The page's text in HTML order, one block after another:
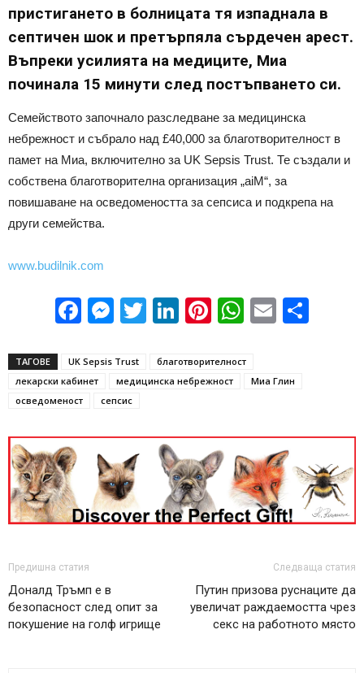
пристигането в болницата тя изпаднала в
септичен шок и претърпяла сърдечен арест.
Въпреки усилията на медиците, Миа
починала 15 минути след постъпването си.
Семейството започнало разследване за медицинска
небрежност и събрало над £40,000 за благотворителност в
памет на Миа, включително за UK Sepsis Trust. Те създали и
собствена благотворителна организация „aiM“, за
повишаване на осведомеността за сепсиса и подкрепа на
други семейства.
www.budilnik.com
Facebook
Messenger
Twitter
LinkedIn
Pinterest
WhatsApp
Email
ТАГОВЕ UK Sepsis Trust
благотворителност
лекарски кабинет
медицинска небрежност
Миа Глин
осведоменост
сепсис
Предишна статия
Доналд Тръмп е в
безопасност след опит за
покушение на голф игрище
Следваща статия
Путин призова руснаците да
увеличат раждаемостта чрез
секс на работното място